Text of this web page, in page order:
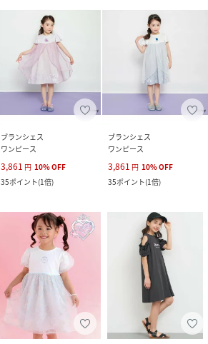
ブランシェス
ワンピース
3,861 円 10%OFF
35ポイント(1倍)
ブランシェス
ワンピース
3,861 円 10%OFF
35ポイント(1倍)